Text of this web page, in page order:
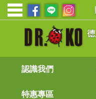
認識我們
特惠專區